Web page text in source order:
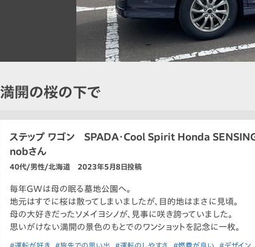
満開の桜の下で
ステップ ワゴン SPADA・Cool Spirit Honda
nobさん
40代/男性/北海道 2023年5月8日投稿
毎年GWは母の眠る墓地公園へ。
地元はすでに桜は散ってしまいましたが、目的地はまさに見頃。
母の大好きだったソメイヨシノが、見事に咲き誇っていました。
思いがけない満開の景色のもとでのワンショットを記念に一枚。
#運転が好き #旅先での思い出 #運転のしやすさ #燃費が良い #デザイン